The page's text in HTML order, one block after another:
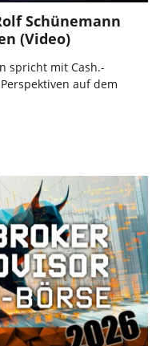
Schünemann
(Video)
spricht mit Cash.-
auf dem